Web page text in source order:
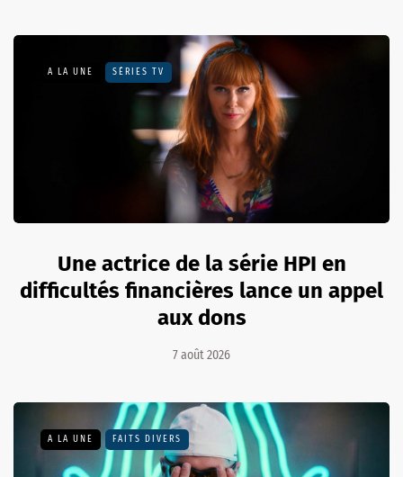
A LA UNE SÉRIES TV
Une actrice de la série HPI en
difficultés financières lance un appel
aux dons
7 août 2026
A LA UNE FAITS DIVERS